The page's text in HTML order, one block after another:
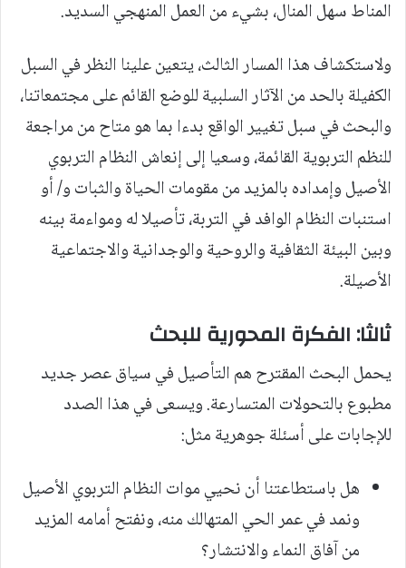
المناط سهل المنال، بشيء من العمل المنهجي السديد.
ولاستكشاف هذا المسار الثالث، يتعين علينا النظر في السبل
الكفيلة بالحد من الآثار السلبية للوضع القائم على مجتمعاتنا،
والبحث في سبل تغيير الواقع بدءا بما هو متاح من مراجعة
للنظم التربوية القائمة، وسعيا إلى إنعاش النظام التربوي
الأصيل وإمداده بالمزيد من مقومات الحياة والثبات و/ أو
استنبات النظام الوافد في التربة، تأصيلا له ومواءمة بينه
وبين البيئة الثقافية والروحية والوجدانية والاجتماعية
الأصيلة.
ثالثا: الفكرة المحورية للبحث
يحمل البحث المقترح هم التأصيل في سياق عصر جديد
مطبوع بالتحولات المتسارعة. ويسعى في هذا الصدد
للإجابات على أسئلة جوهرية مثل:
هل باستطاعتنا أن نحيي موات النظام التربوي الأصيل
ونمد في عمر الحي المتهالك منه، ونفتح أمامه المزيد
من آفاق النماء والانتشار؟